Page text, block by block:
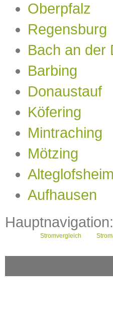
Oberpfalz
Regensburg
Bach an der
Barbing
Donaustauf
Köfering
Mintraching
Mötzing
Alteglofsheim
Aufhausen
Hauptnavigation:
Stromvergleich